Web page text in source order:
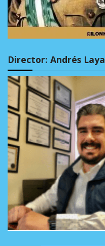
Director: Andrés Laya